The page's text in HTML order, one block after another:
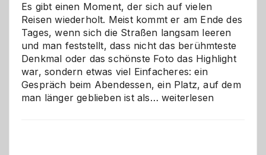
Es gibt einen Moment, der sich auf vielen
Reisen wiederholt. Meist kommt er am Ende des
Tages, wenn sich die Straßen langsam leeren
und man feststellt, dass nicht das berühmteste
Denkmal oder das schönste Foto das Highlight
war, sondern etwas viel Einfacheres: ein
Gespräch beim Abendessen, ein Platz, auf dem
man länger geblieben ist als… Als
weiterlesen